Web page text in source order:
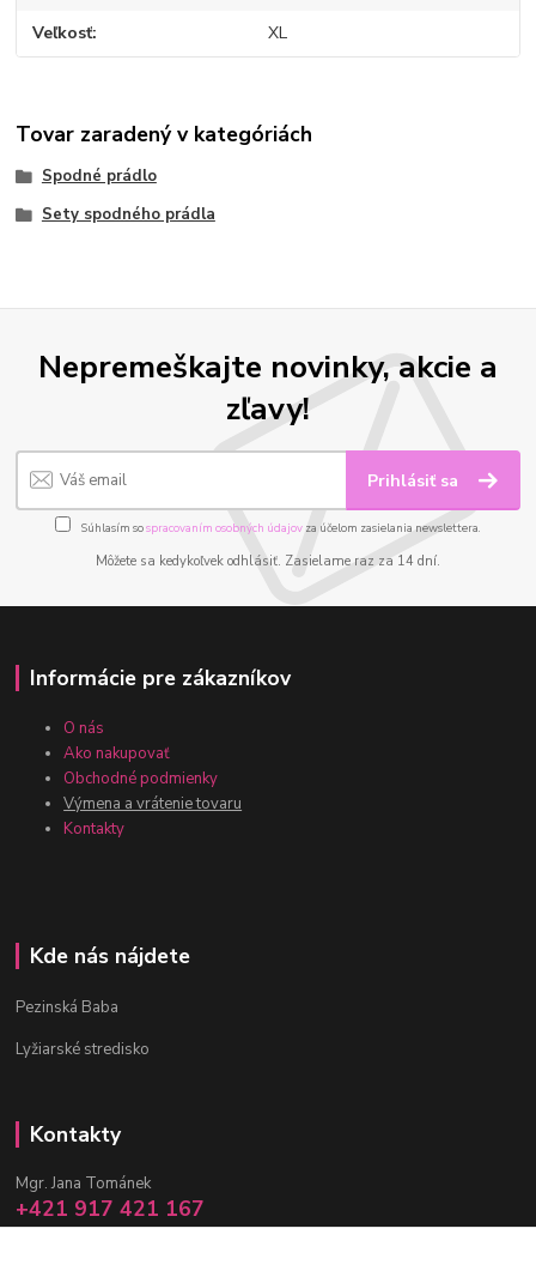
Veľkosť XL
Tovar zaradený v kategóriách
Spodné prádlo
Sety spodného prádla
Nepremeškajte novinky, akcie a
zľavy!
Prihlásiť sa
Súhlasím sospracovaním osobných údajov za účelom zasielania newslettera.
Môžete sa kedykoľvek odhlásiť. Zasielame raz za 14 dní.
Informácie pre zákazníkov
O nás
Ako nakupovať
Obchodné podmienky
Výmena a vrátenie tovaru
Kontakty
Kde nás nájdete
Pezinská Baba
Lyžiarské stredisko
Kontakty
Mgr. Jana Tománek
+421 917 421 167
(Po-Pia, 10 -17 hod.)